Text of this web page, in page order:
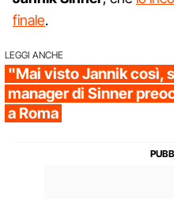
finale.
LEGGI ANCHE
"Mai visto Jannik così,
manager di Sinner
a Roma